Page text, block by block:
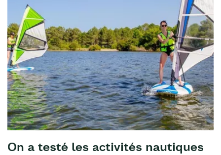
On a testé les activités nautiques